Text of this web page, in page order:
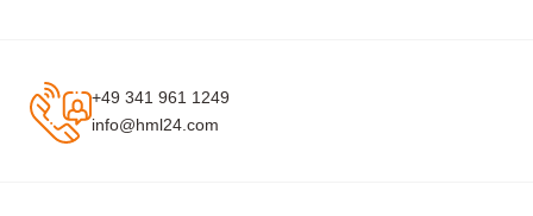
+49 341 961 1249
info@hml24.com